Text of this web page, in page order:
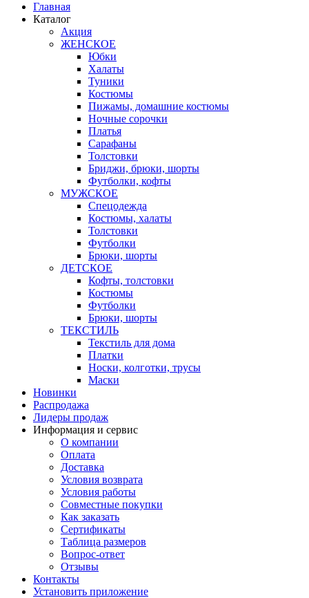
Главная
Каталог
Акция
ЖЕНСКОЕ
Юбки
Халаты
Туники
Костюмы
Пижамы, домашние костюмы
Ночные сорочки
Платья
Сарафаны
Толстовки
Бриджи, брюки, шорты
Футболки, кофты
МУЖСКОЕ
Спецодежда
Костюмы, халаты
Толстовки
Футболки
Брюки, шорты
ДЕТСКОЕ
Кофты, толстовки
Костюмы
Футболки
Брюки, шорты
ТЕКСТИЛЬ
Текстиль для дома
Платки
Носки, колготки, трусы
Маски
Новинки
Распродажа
Лидеры продаж
Информация и сервис
О компании
Оплата
Доставка
Условия возврата
Условия работы
Совместные покупки
Как заказать
Сертификаты
Таблица размеров
Вопрос-ответ
Отзывы
Контакты
Установить приложение